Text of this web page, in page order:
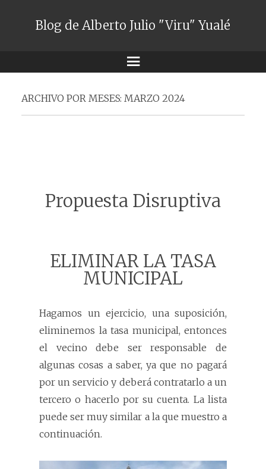
Blog de Alberto Julio "Viru" Yualé
Menú
ARCHIVO POR MESES: MARZO 2024
Propuesta Disruptiva
ELIMINAR LA TASA
MUNICIPAL
Hagamos un ejercicio, una suposición,
eliminemos la tasa municipal, entonces
el vecino debe ser responsable de
algunas cosas a saber, ya que no pagará
por un servicio y deberá contratarlo a un
tercero o hacerlo por su cuenta. La lista
puede ser muy similar a la que muestro a
continuación.